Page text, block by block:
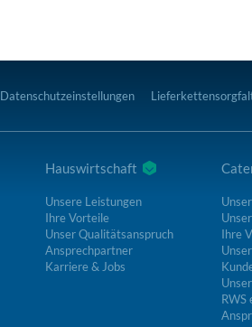
Datenschutzeinstellungen
Hauswirtschaft
Unsere Leistungen
Ihre Vorteile
Unser Qualitätsanspruch
Ansprechpartner
Karriere & Jobs
Ihre
RWS